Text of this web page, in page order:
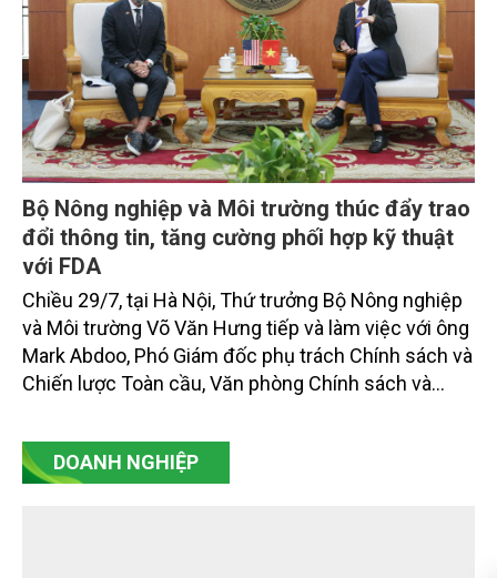
Bộ Nông nghiệp và Môi trường thúc đẩy trao
đổi thông tin, tăng cường phối hợp kỹ thuật
với FDA
Chiều 29/7, tại Hà Nội, Thứ trưởng Bộ Nông nghiệp
và Môi trường Võ Văn Hưng tiếp và làm việc với ông
Chiến lược Toàn cầu, Cơ quan Quản lý Thực phẩm
và Dược phẩm Hoa Kỳ (FDA).